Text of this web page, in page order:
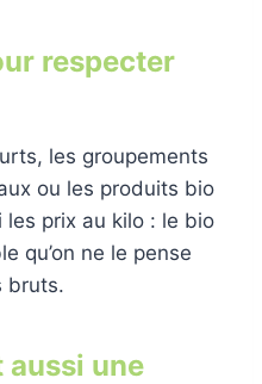
respecter
les groupements
ou les produits bio
les prix au kilo : le bio
qu’on ne le pense
bruts.
aussi une